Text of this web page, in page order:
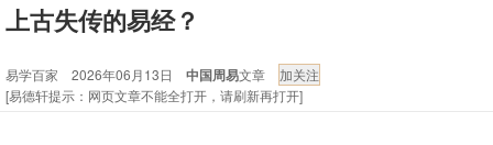
易德轩网重构及升能完成，欢迎大家来体验新程序及感觉！！
2026年化太岁锦囊属马、鼠、牛、龙、兔、狗、鸡生肖化太岁开始预
上古失传的易经？
易学百家 2026年06月13日 中国周易文章
[易德轩提示：网页文章不能全打开，请刷新再打开]